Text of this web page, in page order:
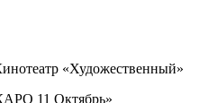
«Художественный»
11 Октябрь»